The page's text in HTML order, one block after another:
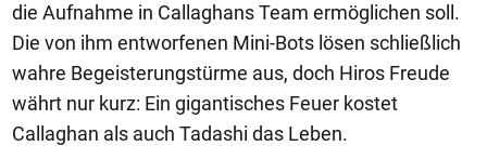
die Aufnahme in Callaghans Team ermöglichen soll.
Die von ihm entworfenen Mini-Bots lösen schließlich
wahre Begeisterungstürme aus, doch Hiros Freude
währt nur kurz: Ein gigantisches Feuer kostet
Callaghan als auch Tadashi das Leben.